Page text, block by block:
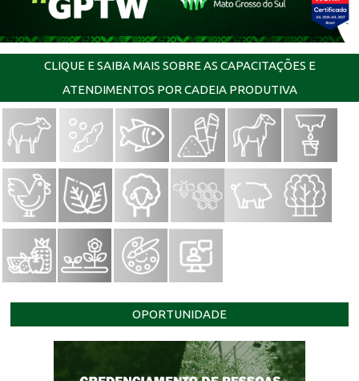
CLIQUE E SAIBA MAIS SOBRE AS CAPACITAÇÕES E
ATENDIMENTOS POR CADEIA PRODUTIVA
OPORTUNIDADE